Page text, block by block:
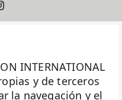
INTERNATIONAL
y de terceros
la navegación y el
España - Hospiten es